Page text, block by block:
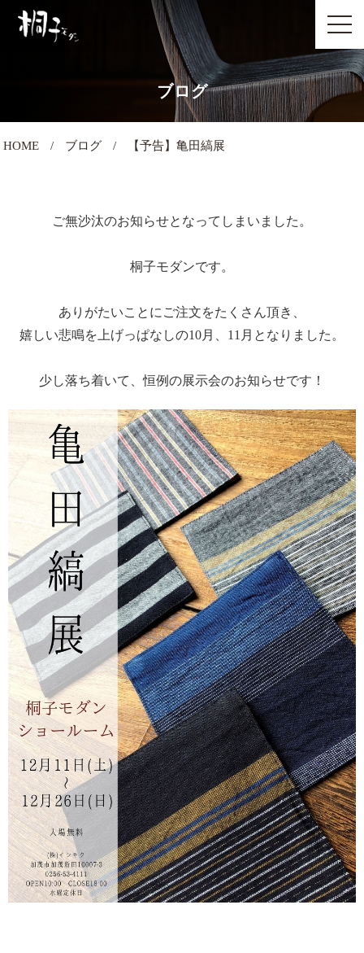
ブログ
HOME ブログ 【予告】亀田縞展
ご無沙汰のお知らせとなってしまいました。
桐子モダンです。
ありがたいことにご注文をたくさん頂き、
嬉しい悲鳴を上げっぱなしの10月、11月となりました。
少し落ち着いて、恒例の展示会のお知らせです！